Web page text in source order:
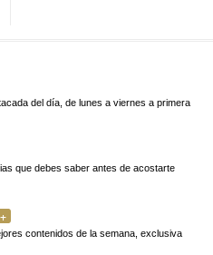
del día, de lunes a viernes a primera
que debes saber antes de acostarte
contenidos de la semana, exclusiva